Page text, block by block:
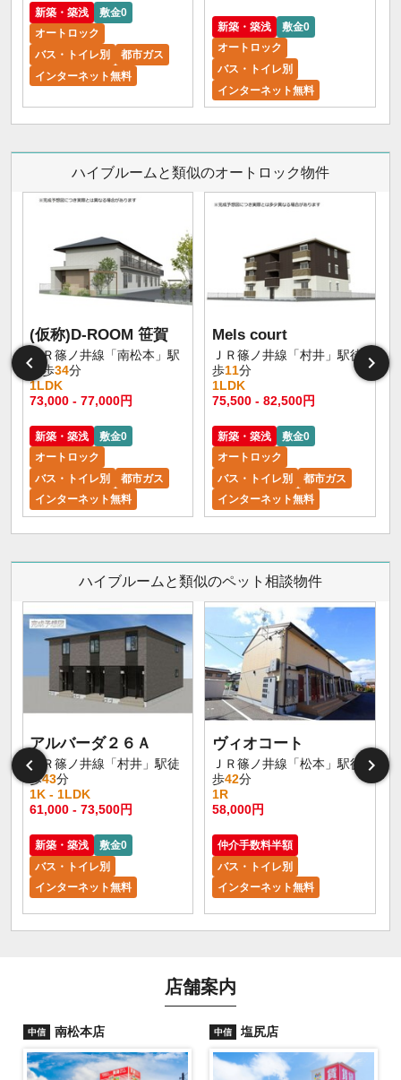
新築・築浅
敷金0
オートロック
バス・トイレ別
都市ガス
インターネット無料
新築・築浅
敷金0
オートロック
バス・トイレ別
インターネット無料
ハイブルームと類似のオートロック物件
(仮称)D-ROOM 笹賀
ＪＲ篠ノ井線「南松本」駅
徒歩34分
1LDK
73,000 - 77,000円
新築・築浅
敷金0
オートロック
バス・トイレ別
都市ガス
インターネット無料
Mels court
ＪＲ篠ノ井線「村井」駅徒
歩11分
1LDK
75,500 - 82,500円
新築・築浅
敷金0
オートロック
バス・トイレ別
都市ガス
インターネット無料
ハイブルームと類似のペット相談物件
アルバーダ２６Ａ
ＪＲ篠ノ井線「村井」駅徒
歩43分
1K - 1LDK
61,000 - 73,500円
新築・築浅
敷金0
バス・トイレ別
インターネット無料
ヴィオコート
ＪＲ篠ノ井線「松本」駅徒
歩42分
1R
58,000円
仲介手数料半額
バス・トイレ別
インターネット無料
店舗案内
中信 南松本店 中信 塩尻店